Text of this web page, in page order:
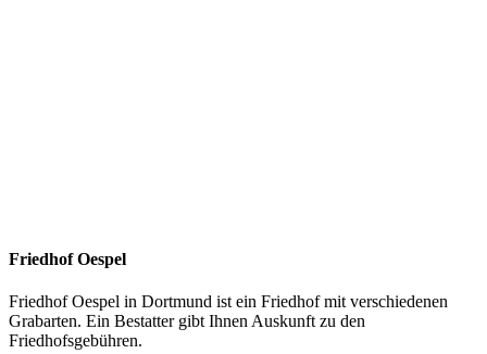
Friedhof Oespel
Friedhof Oespel in Dortmund ist ein Friedhof mit verschiedenen
Grabarten. Ein Bestatter gibt Ihnen Auskunft zu den
Friedhofsgebühren.